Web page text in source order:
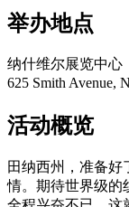
举办地点
纳什维尔展览中心
625 Smith Avenue,
活动概览
田纳西州，准备好
情。期待世界级的